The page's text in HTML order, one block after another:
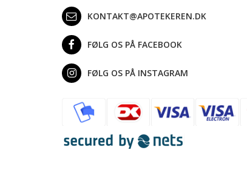
KONTAKT@APOTEKEREN.DK
FØLG OS PÅ FACEBOOK
FØLG OS PÅ INSTAGRAM